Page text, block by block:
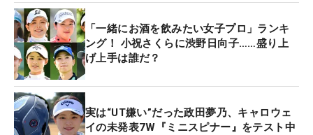
「一緒にお酒を飲みたい女子プロ」ランキ
ング！ 小祝さくらに渋野日向子……盛り上
げ上手は誰だ？
実は“UT嫌い”だった政田夢乃、キャロウェ
イの未発表7W『ミニスピナー』をテスト中